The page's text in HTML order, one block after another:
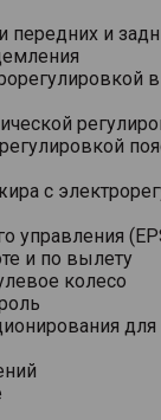
передних и
с
управления
и по вылету
колесо
для